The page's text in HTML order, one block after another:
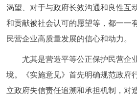
渴望、对于与政府长效沟通和良性互
和贡献被社会认可的愿望等，都一一
民营企业高质量发展的信心和动力。
尤其是营造平等公正保护民营企
境。《实施意见》首先明确规范政府
立政府失信责任追溯和承担机制，对